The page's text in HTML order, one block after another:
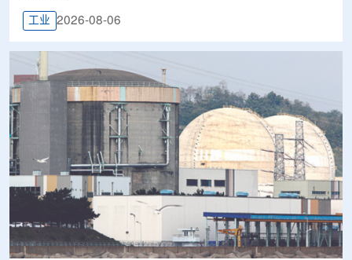
工业 2026-08-06